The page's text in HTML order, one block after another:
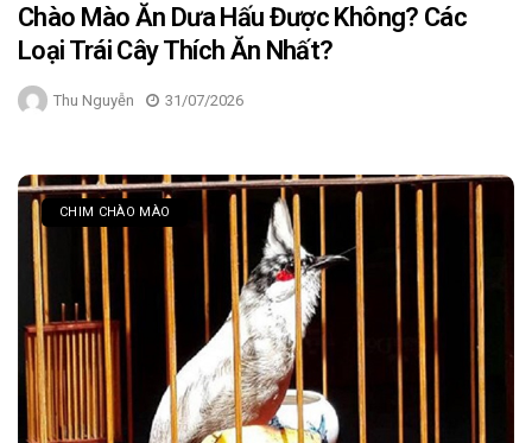
Chào Mào Ăn Dưa Hấu Được Không? Các
Loại Trái Cây Thích Ăn Nhất?
Thu Nguyễn 31/07/2026
CHIM CHÀO MÀO